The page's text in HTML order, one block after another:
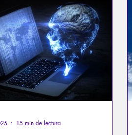
una enfermedad pestilente.
15 min de lectura